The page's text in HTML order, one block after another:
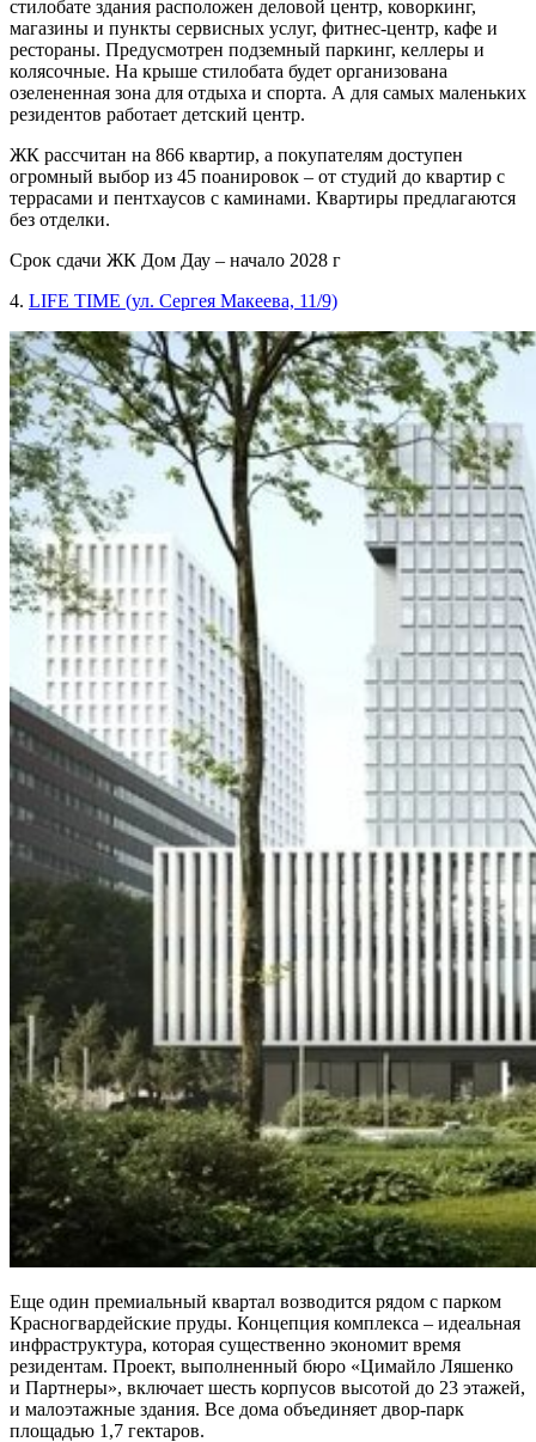
стилобате здания расположен деловой центр, коворкинг,
магазины и пункты сервисных услуг, фитнес-центр, кафе и
рестораны. Предусмотрен подземный паркинг, келлеры и
колясочные. На крыше стилобата будет организована
озелененная зона для отдыха и спорта. А для самых маленьких
резидентов работает детский центр.
ЖК рассчитан на 866 квартир, а покупателям доступен
огромный выбор из 45 поанировок – от студий до квартир с
террасами и пентхаусов с каминами. Квартиры предлагаются
без отделки.
Срок сдачи ЖК Дом Дау – начало 2028 г
4. LIFE TIME (ул. Сергея Макеева, 11/9)
Еще один премиальный квартал возводится рядом с парком
Красногвардейские пруды. Концепция комплекса – идеальная
инфраструктура, которая существенно экономит время
резидентам. Проект, выполненный бюро «Цимайло Ляшенко
и Партнеры», включает шесть корпусов высотой до 23 этажей,
и малоэтажные здания. Все дома объединяет двор-парк
площадью 1,7 гектаров.